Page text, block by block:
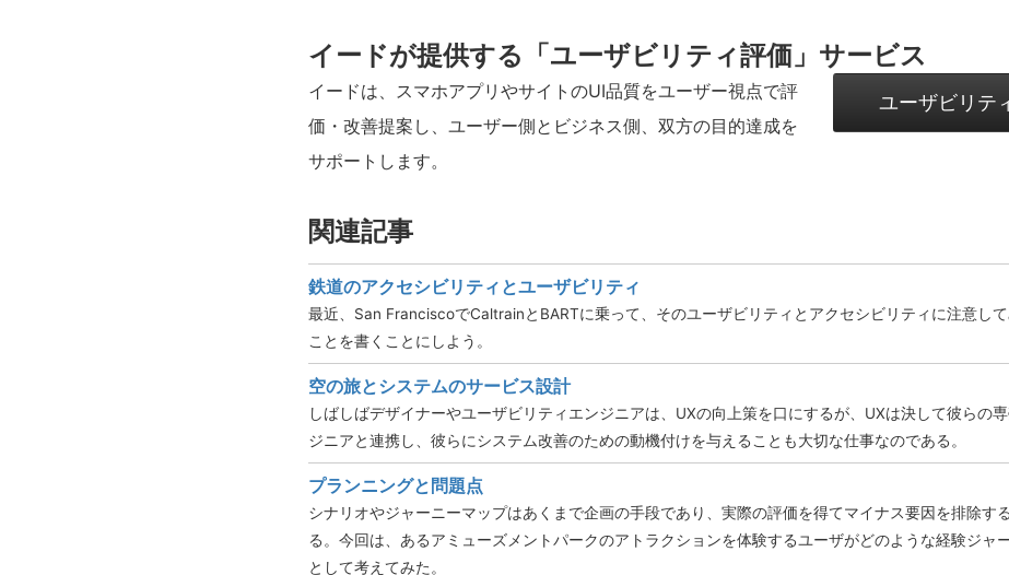
イードが提供する 「ユーザビリティ評価」サービス
イードは、スマホアプリやサイトのUI品質をユーザー視点で評
価・改善提案し、ユーザー側とビジネス側、双方の目的達成を
サポートします。
ユーザビリテ
関連記事
鉄道のアクセシビリティとユーザビリティ
最近、San FranciscoでCaltrainとBARTに乗って、そのユーザビリティとアクセシビリティに注意し
ことを書くことにしよう。
空の旅とシステムのサービス設計
しばしばデザイナーやユーザビリティエンジニアは、UXの向上策を口にするが、UXは決して彼らの
ジニアと連携し、彼らにシステム改善のための動機付けを与えることも大切な仕事なのである。
プランニングと問題点
シナリオやジャーニーマップはあくまで企画の手段であり、実際の評価を得てマイナス要因を排除す
る。今回は、あるアミューズメントパークのアトラクションを体験するユーザがどのような経験ジャ
として考えてみた。